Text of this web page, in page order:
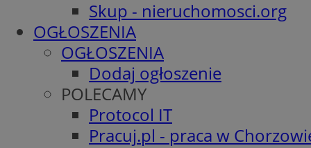
Skup - nieruchomosci.org
OGŁOSZENIA
OGŁOSZENIA
Dodaj ogłoszenie
POLECAMY
Protocol IT
Pracuj.pl - praca w